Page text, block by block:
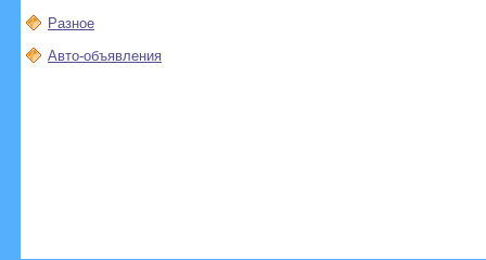
Разное
Авто-объявления